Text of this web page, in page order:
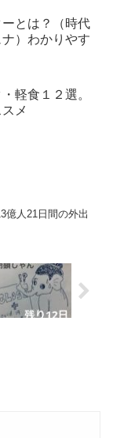
とは？（時代
）わかりやす
軽食１２選。
メ
億人21日間の外出